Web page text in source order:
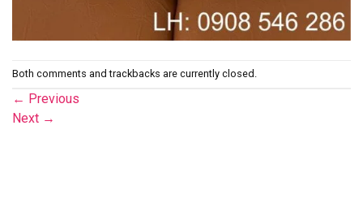
Both comments and trackbacks are currently closed.
← Previous
Next →